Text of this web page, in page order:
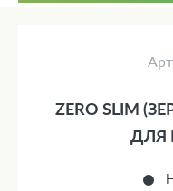
ZERO SLIM
ДЛЯ